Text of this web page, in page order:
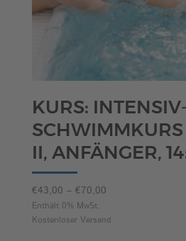
KURS: INTENSIV-
SCHWIMMKURS
II, ANFÄNGER,
€43,00 – €70,00Preisspanne:
bis
Enthält 0% MwSt.
Kostenloser Versand